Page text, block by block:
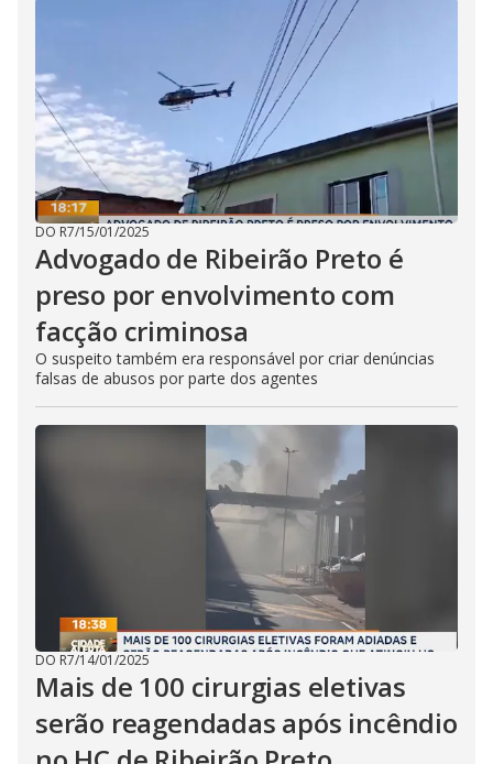
DO R7/15/01/2025
Advogado de Ribeirão Preto é
preso por envolvimento com
facção criminosa
O suspeito também era responsável por criar denúncias
falsas de abusos por parte dos agentes
DO R7/14/01/2025
Mais de 100 cirurgias eletivas
serão reagendadas após incêndio